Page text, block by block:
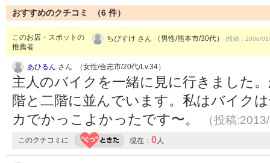
おすすめのクチコミ （6 件）
このお店・スポットの
推薦者
ちびすけ さん （男性/熊本市/30代） (投稿：2006/
あひるん さん （女性/合志市/20代/Lv.34）
主人のバイクを一緒に見に行きました
階と二階に並んでいます。私はバイク
カでかっこよかったです〜。
（投稿
このクチコミに 現在： 0人